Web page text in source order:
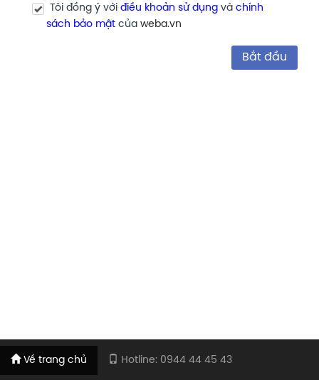
Tôi đồng ý với điều khoản sử dụng và chính
sách bảo mật của weba.vn
Bắt đầu
Về trang chủ Hotline: 0944 44 45 43